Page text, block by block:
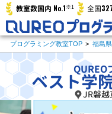
教室数国内 No.1※1 全国
プログラミング教室TOP > 福島県
QUREO
ベスト学
JR磐越